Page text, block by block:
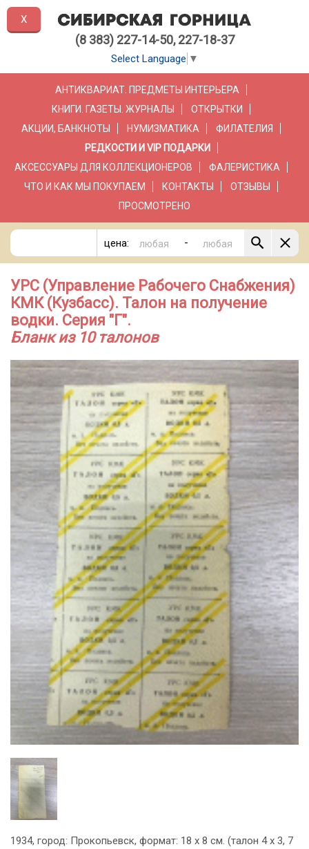
(8 383) 227-14-50, 227-18-37
Select Language ▼
АНТИКВАРИАТ. ПРЕДМЕТЫ ИНТЕРЬЕРА
КНИГИ. ГАЗЕТЫ. ЖУРНАЛЫ
ОТКРЫТКИ
АКЦИИ, БАНКНОТЫ
НУМИЗМАТИКА
ФИЛАТЕЛИЯ
РЕДКОСТИ И VIP ПОДАРКИ
АКСЕССУАРЫ ДЛЯ КОЛЛЕКЦИОНЕРОВ
ФАЛЕРИСТИКА
ЧТО И КАК МЫ ПОКУПАЕМ
КОНТАКТЫ
ОТЗЫВЫ
ПРОСМОТРЕНО
цена: -
УРС (Управление Рабочего Снабжения)
КМК (Кузбасс). Талон на получение
водки. Серия "Г".
Бланк из 10 талонов
1934, город: Прокопьевск, формат: 18 х 8 см. (талон 4 х 3, 7
X